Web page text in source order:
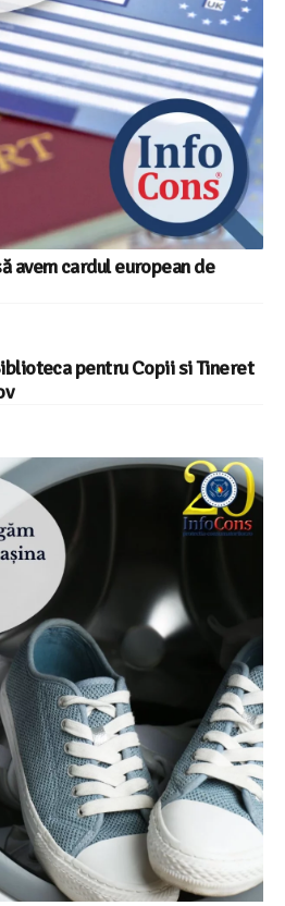
avem cardul european de
pentru Copii si Tineret